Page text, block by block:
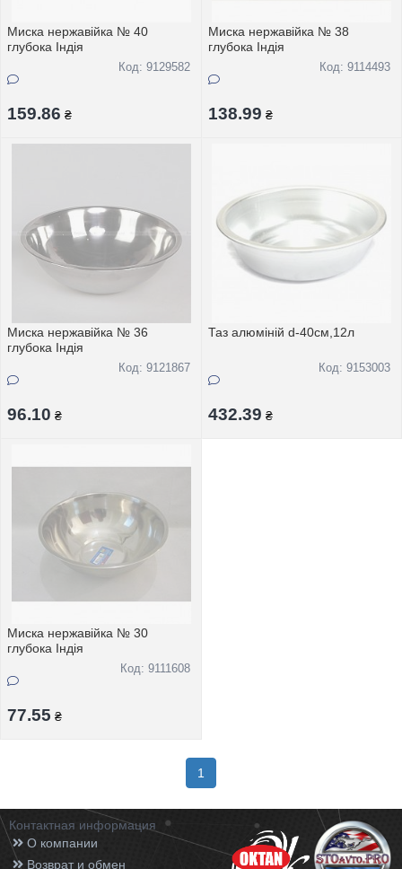
Миска нержавійка № 40
глубока Індія
Код: 9129582
159.86 ₴
Миска нержавійка № 38
глубока Індія
Код: 9114493
138.99 ₴
Миска нержавійка № 36
глубока Індія
Код: 9121867
96.10 ₴
Таз алюміній d-40см,12л
Код: 9153003
432.39 ₴
Миска нержавійка № 30
глубока Індія
Код: 9111608
77.55 ₴
1
Контактная информация
О компании
Возврат и обмен